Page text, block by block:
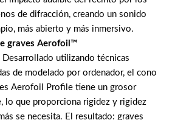
de difracción, creando un sonido
más abierto y más inmersivo.
graves Aerofoil™
Desarrollado utilizando técnicas
de modelado por ordenador, el cono
Aerofoil Profile tiene un grosor
lo que proporciona rigidez y rigidez
se necesita. El resultado: graves